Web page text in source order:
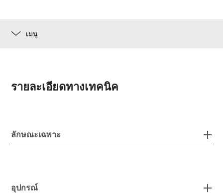
เมนู
รายละเอียดทางเทคนิค
ลักษณะเฉพาะ
อุปกรณ์